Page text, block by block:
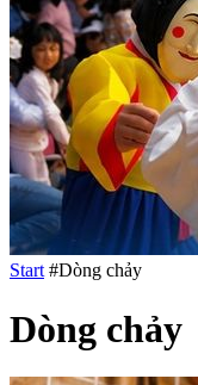
Start #Dòng chảy
Dòng chảy